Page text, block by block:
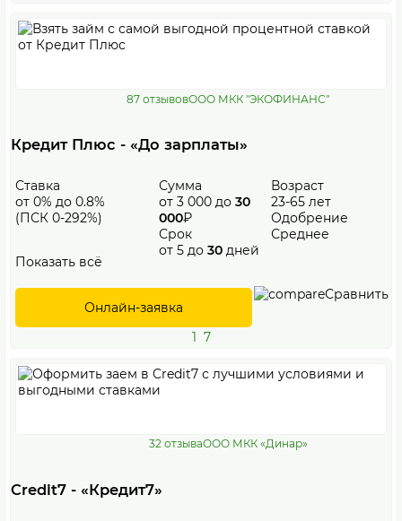
87 отзывовООО МКК "ЭКОФИНАНС"
Кредит Плюс - «До зарплаты»
Ставка
от 0% до 0.8%
(ПСК 0-292%)
Сумма
от 3 000 до 30
000₽
Срок
от 5 до 30 дней
Возраст
23-65 лет
Одобрение
Среднее
Показать всё
Онлайн-заявка
Сравнить
1 7
32 отзываООО МКК «Динар»
Credit7 - «Кредит7»